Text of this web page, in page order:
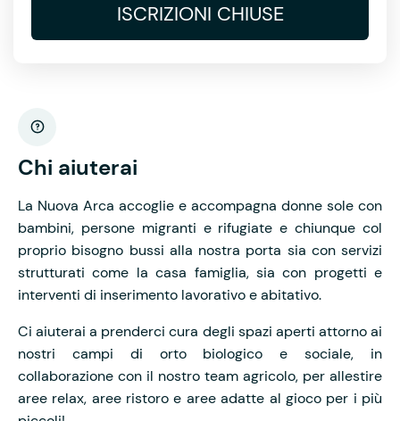
ISCRIZIONI CHIUSE
Chi aiuterai
La Nuova Arca accoglie e accompagna donne sole con
bambini, persone migranti e rifugiate e chiunque col
proprio bisogno bussi alla nostra porta sia con servizi
strutturati come la casa famiglia, sia con progetti e
interventi di inserimento lavorativo e abitativo.
Ci aiuterai a prenderci cura degli spazi aperti attorno ai
nostri campi di orto biologico e sociale, in
collaborazione con il nostro team agricolo, per allestire
aree relax, aree ristoro e aree adatte al gioco per i più